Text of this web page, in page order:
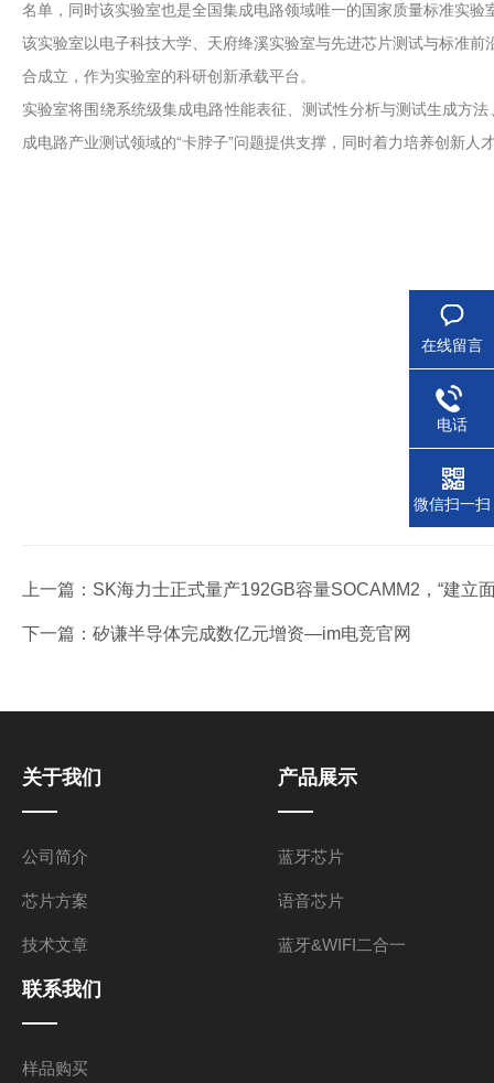
名单，同时该实验室也是全国集成电路领域唯一的国家质量标准实验
该实验室以电子科技大学、天府绛溪实验室与先进芯片测试与标准
合成立，作为实验室的科研创新承载平台。
实验室将围绕系统级集成电路性能表征、测试性分析与测试生成方
成电路产业测试领域的“卡脖子”问题提供支撑，同时着力培养创新
上一篇： SK海力士正式量产192GB容量SOCAMM2，“建
下一篇： 矽谦半导体完成数亿元增资—im电竞官网
关于我们
公司简介
芯片方案
技术文章
产品展示
蓝牙芯片
语音芯片
蓝牙&WIFI二合一
联系我们
样品购买
在线留言
电话
微信扫一扫